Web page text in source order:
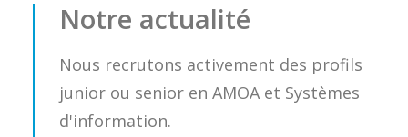
Notre actualité
Nous recrutons activement des profils
junior ou senior en AMOA et Systèmes
d'information.